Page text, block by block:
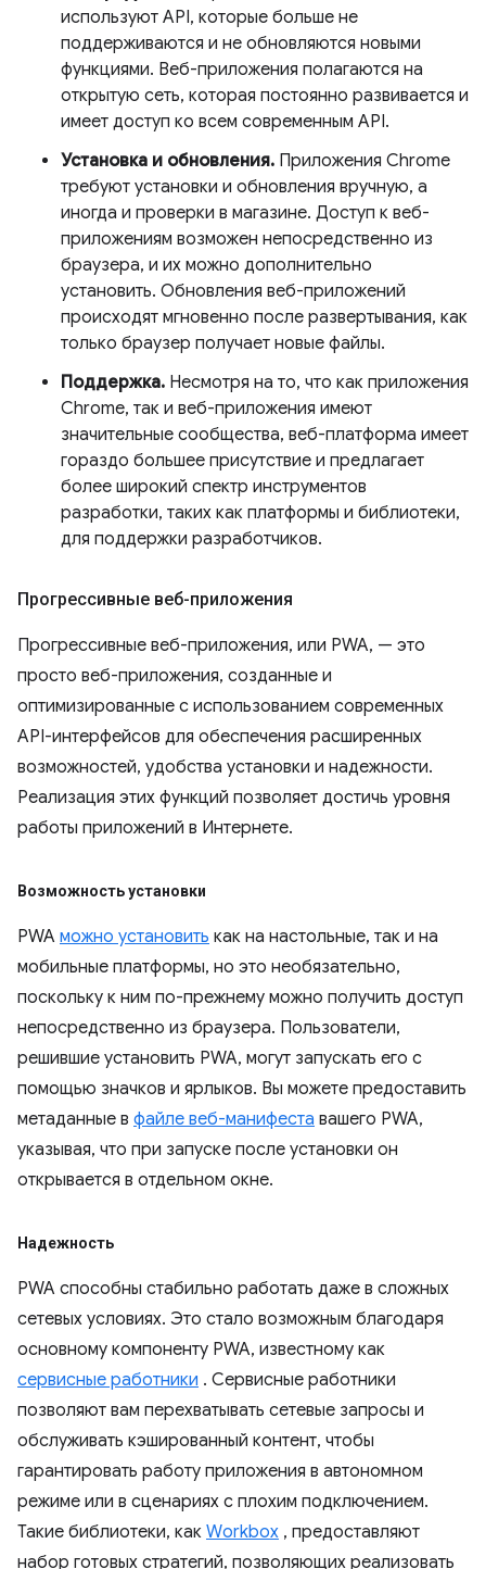
используют API, которые больше не
поддерживаются и не обновляются новыми
функциями. Веб-приложения полагаются на
открытую сеть, которая постоянно развивается и
имеет доступ ко всем современным API.
Установка и обновления. Приложения Chrome
требуют установки и обновления вручную, а
иногда и проверки в магазине. Доступ к веб-
приложениям возможен непосредственно из
браузера, и их можно дополнительно
установить. Обновления веб-приложений
происходят мгновенно после развертывания, как
только браузер получает новые файлы.
Поддержка. Несмотря на то, что как приложения
Chrome, так и веб-приложения имеют
значительные сообщества, веб-платформа имеет
гораздо большее присутствие и предлагает
более широкий спектр инструментов
разработки, таких как платформы и библиотеки,
для поддержки разработчиков.
Прогрессивные веб-приложения
Прогрессивные веб-приложения, или PWA, — это
просто веб-приложения, созданные и
оптимизированные с использованием современных
API-интерфейсов для обеспечения расширенных
возможностей, удобства установки и надежности.
Реализация этих функций позволяет достичь уровня
работы приложений в Интернете.
Возможность установки
PWA можно установить как на настольные, так и на
мобильные платформы, но это необязательно,
поскольку к ним по-прежнему можно получить доступ
непосредственно из браузера. Пользователи,
решившие установить PWA, могут запускать его с
помощью значков и ярлыков. Вы можете предоставить
метаданные в файле веб-манифеста вашего PWA,
указывая, что при запуске после установки он
открывается в отдельном окне.
Надежность
PWA способны стабильно работать даже в сложных
сетевых условиях. Это стало возможным благодаря
основному компоненту PWA, известному как
сервисные работники . Сервисные работники
позволяют вам перехватывать сетевые запросы и
обслуживать кэшированный контент, чтобы
гарантировать работу приложения в автономном
режиме или в сценариях с плохим подключением.
Такие библиотеки, как Workbox , предоставляют
набор готовых стратегий, позволяющих реализовать